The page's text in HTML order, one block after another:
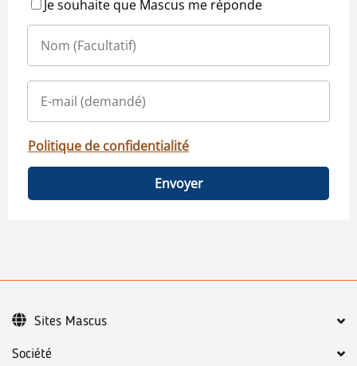
Je souhaite que Mascus me réponde
Politique de confidentialité
Envoyer
Société
Sites Mascus